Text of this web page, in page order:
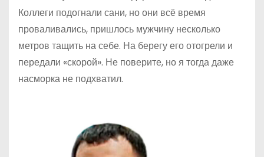
Коллеги подогнали сани, но они всё время
проваливались, пришлось мужчину несколько
метров тащить на себе. На берегу его отогрели и
передали «скорой». Не поверите, но я тогда даже
насморка не подхватил.